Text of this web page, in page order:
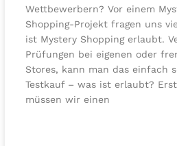
Wettbewerbern? Vor einem
Shopping-Projekt fragen uns
ist Mystery Shopping erlaubt.
Prüfungen bei eigenen oder
Stores, kann man das einfach
Testkauf – was ist erlaubt?
müssen wir einen